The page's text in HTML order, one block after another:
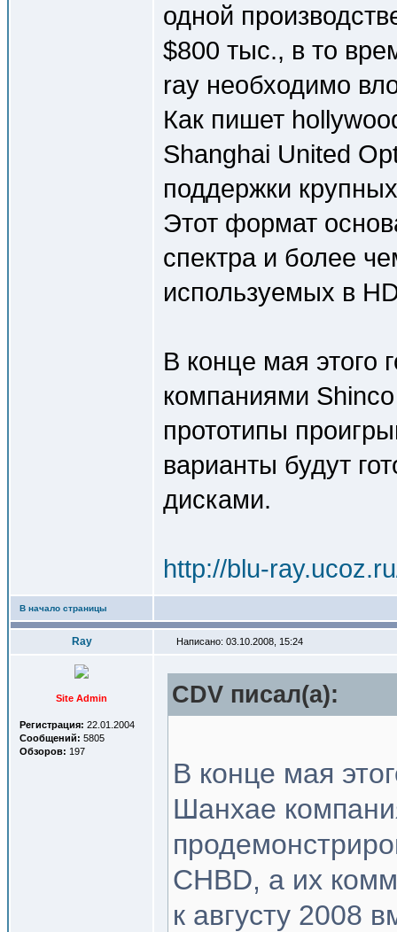
одной
$800 тыс., в то
ray необходимо
Кaк пишет
Shanghai United
поддержки
Этот формат
спектра и более
используемых в
В конце мая этого
компаниями
прототипы
варианты будут
дисками.
http://blu-
В начало страницы
Ray Написано: 03.10.2008, 15:24
Site Admin
Регистрация: 22.01.2004
Сообщений: 5805
Обзоров: 197
CDV писал(a):
В конце мая
Шанхае
CHBD, а их
к августу 2008